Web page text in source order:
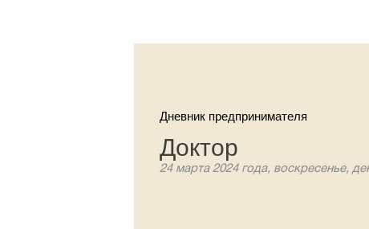
Дневник предпринимателя
Доктор
24 марта 2024 года, воскресенье,